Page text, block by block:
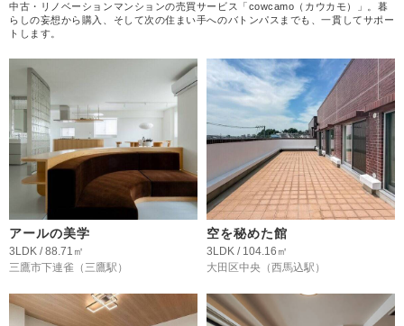
中古・リノベーションマンションの売買サービス「cowcamo（カウカモ）」。暮
らしの妄想から購入、そして次の住まい手へのバトンパスまでも、一貫してサポー
トします。
アールの美学
3LDK / 88.71㎡
三鷹市下連雀 （三鷹駅）
空を秘めた館
3LDK / 104.16㎡
大田区中央 （西馬込駅）